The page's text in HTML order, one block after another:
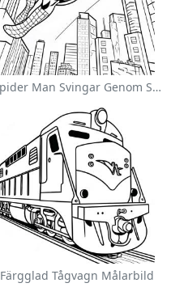
Spider Man Svingar Genom Staden Målarbild
Färgglad Tågvagn Målarbild